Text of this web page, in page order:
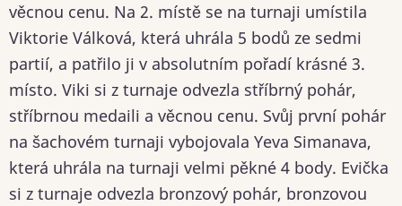
věcnou cenu. Na 2. místě se na turnaji umístila
Viktorie Válková, která uhrála 5 bodů ze sedmi
partií, a patřilo ji v absolutním pořadí krásné 3.
místo. Viki si z turnaje odvezla stříbrný pohár,
stříbrnou medaili a věcnou cenu. Svůj první pohár
na šachovém turnaji vybojovala Yeva Simanava,
která uhrála na turnaji velmi pěkné 4 body. Evička
si z turnaje odvezla bronzový pohár, bronzovou